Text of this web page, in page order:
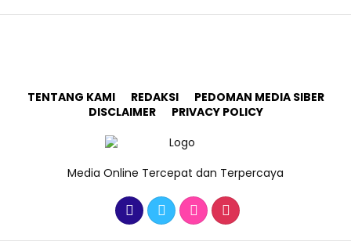
TENTANG KAMI REDAKSI
PEDOMAN MEDIA SIBER
DISCLAIMER
PRIVACY POLICY
Media Online Tercepat dan Terpercaya